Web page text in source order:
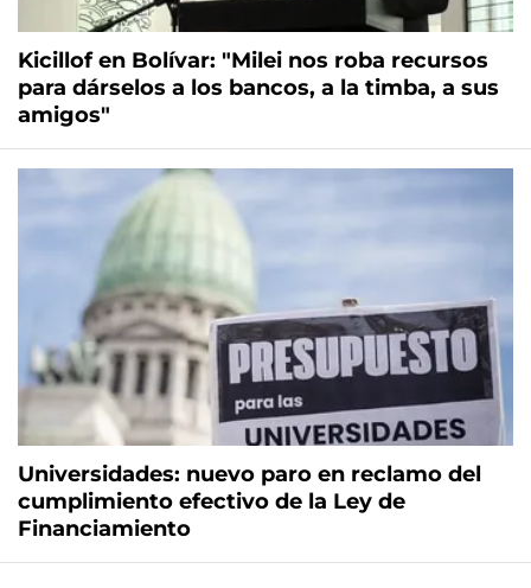
Kicillof en Bolívar: "Milei nos roba recursos
para dárselos a los bancos, a la timba, a sus
amigos"
Universidades: nuevo paro en reclamo del
cumplimiento efectivo de la Ley de
Financiamiento